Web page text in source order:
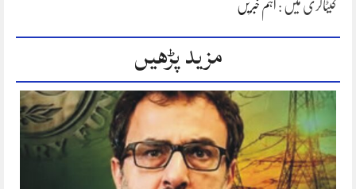
کیٹاگری میں : اہم خبریں
مزید پڑھیں